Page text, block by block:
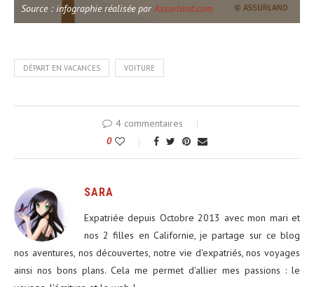
Source : infographie réalisée parAssurland.com
DÉPART EN VACANCES VOITURE
4 commentaires
0
SARA
Expatriée depuis Octobre 2013 avec mon mari et
nos 2 filles en Californie, je partage sur ce blog
nos aventures, nos découvertes, notre vie d'expatriés, nos voyages
ainsi nos bons plans. Cela me permet d'allier mes passions : le